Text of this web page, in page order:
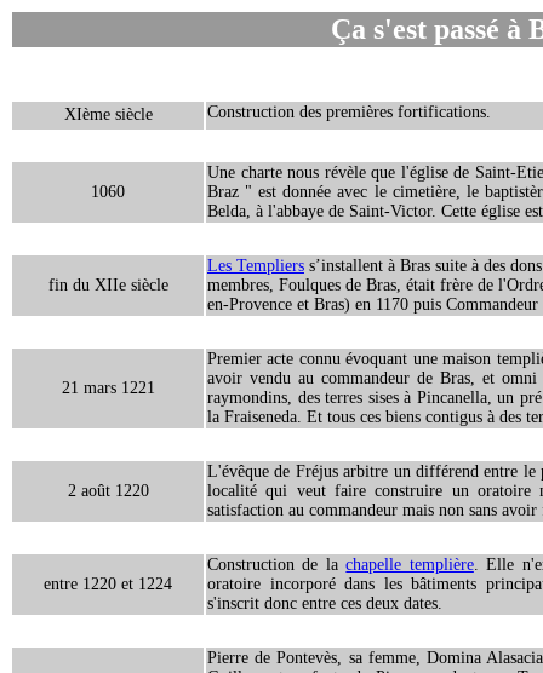
Ça s'est passé à
XIème siècle Construction des premières fortifications.
1060
Une charte nous révèle que l'église de Saint-
Braz " est donnée avec le cimetière, le
Belda, à l'abbaye de Saint-Victor. Cette église
fin du XIIe siècle
Les Templiers s’installent à Bras suite à des
membres, Foulques de Bras, était frère de
en-Provence et Bras) en 1170 puis Commandeur
21 mars 1221
Premier acte connu évoquant une maison
avoir vendu au commandeur de Bras, et
raymondins, des terres sises à Pincanella, un
la Fraiseneda. Et tous ces biens contigus à des
2 août 1220
L'évêque de Fréjus arbitre un différend entre
localité qui veut faire construire un oratoire
satisfaction au commandeur mais non sans
entre 1220 et 1224
Construction de lachapelle templière. Elle
oratoire incorporé dans les bâtiments
s'inscrit donc entre ces deux dates.
Pierre de Pontevès, sa femme, Domina